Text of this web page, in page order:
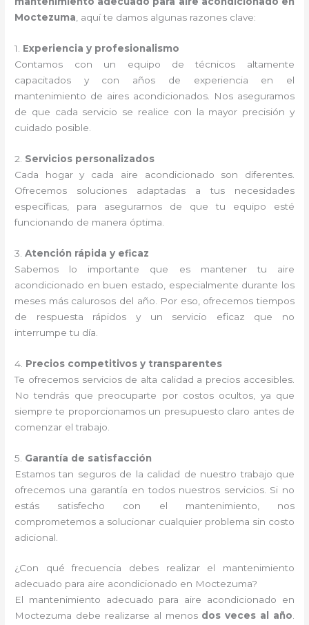
Moctezuma , aquí te damos algunas razones clave:
1. Experiencia y profesionalismo
Contamos con un equipo de técnicos altamente
capacitados y con años de experiencia en el
mantenimiento de aires acondicionados. Nos aseguramos
de que cada servicio se realice con la mayor precisión y
cuidado posible.
2. Servicios personalizados
Cada hogar y cada aire acondicionado son diferentes.
Ofrecemos soluciones adaptadas a tus necesidades
específicas, para asegurarnos de que tu equipo esté
funcionando de manera óptima.
3.Atención rápida y eficaz
Sabemos lo importante que es mantener tu aire
acondicionado en buen estado, especialmente durante los
meses más calurosos del año. Por eso, ofrecemos tiempos
de respuesta rápidos y un servicio eficaz que no
interrumpe tu día.
4. Precios competitivos y transparentes
Te ofrecemos servicios de alta calidad a precios accesibles.
No tendrás que preocuparte por costos ocultos, ya que
siempre te proporcionamos un presupuesto claro antes de
comenzar el trabajo.
5. Garantía de satisfacción
Estamos tan seguros de la calidad de nuestro trabajo que
ofrecemos una garantía en todos nuestros servicios. Si no
estás satisfecho con el mantenimiento, nos
comprometemos a solucionar cualquier problema sin costo
adicional.
¿Con qué frecuencia debes realizar el mantenimiento
adecuado para aire acondicionado en Moctezuma?
El mantenimiento adecuado para aire acondicionado en
Moctezuma debe realizarse al menos dos veces al año.